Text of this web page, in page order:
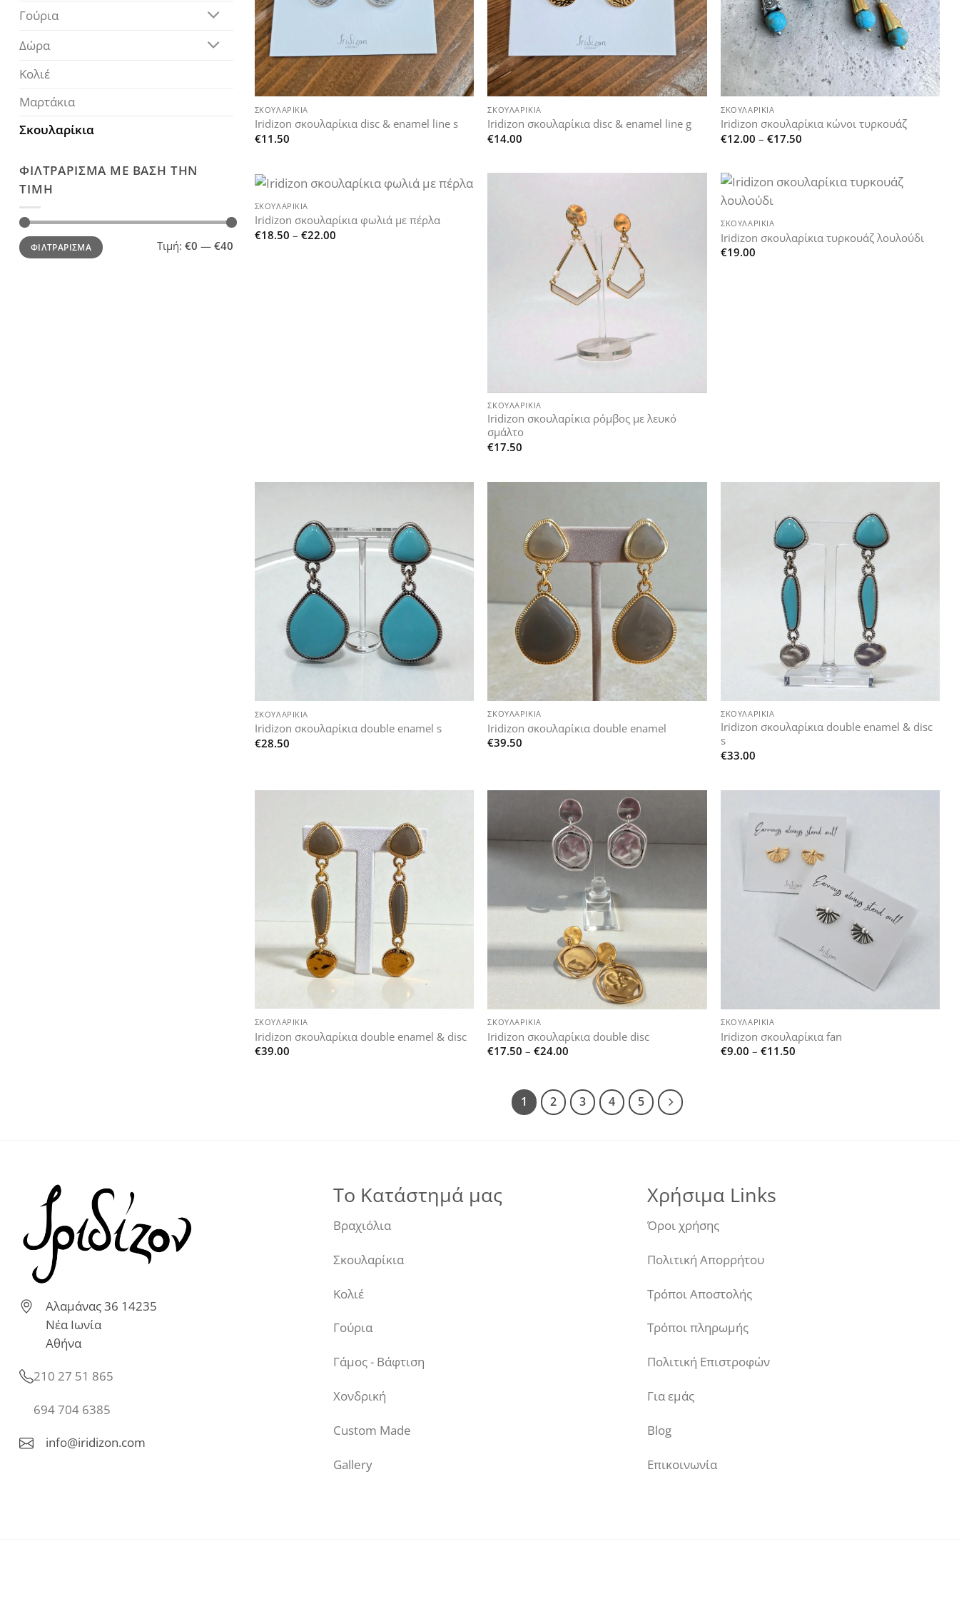
Γούρια
Δώρα
Κολιέ
Μαρτάκια
Σκουλαρίκια
ΦΙΛΤΡΆΡΙΣΜΑ ΜΕ ΒΆΣΗ ΤΗΝ
ΤΙΜΉ
Ελάχιστη
τιμή
Μέγιστη
τιμήΦΙΛΤΡΆΡΙΣΜΑ Τιμή: €0 — €40
+
ΣΚΟΥΛΑΡΊΚΙΑ
Iridizon σκουλαρίκια disc & enamel line s
€11.50
+
ΣΚΟΥΛΑΡΊΚΙΑ
Iridizon σκουλαρίκια disc & enamel line g
€14.00
+
ΣΚΟΥΛΑΡΊΚΙΑ
Iridizon σκουλαρίκια κώνοι τυρκουάζ
€12.00 – €17.50
€17.50
wishlist
+
ΣΚΟΥΛΑΡΊΚΙΑ
Iridizon σκουλαρίκια φωλιά με πέρλα
€18.50 – €22.00Price
ΣΚΟΥΛΑΡΊΚΙΑ
Iridizon σκουλαρίκια ρόμβος με λευκό
σμάλτο
€17.50
+
ΣΚΟΥΛΑΡΊΚΙΑ
Iridizon σκουλαρίκια τυρκουάζ λουλούδι
€19.00
ΣΚΟΥΛΑΡΊΚΙΑ
Iridizon σκουλαρίκια double enamel s
€28.50
ΣΚΟΥΛΑΡΊΚΙΑ
Iridizon σκουλαρίκια double enamel
€39.50
ΣΚΟΥΛΑΡΊΚΙΑ
Iridizon σκουλαρίκια double enamel & disc
s
€33.00
ΣΚΟΥΛΑΡΊΚΙΑ
Iridizon σκουλαρίκια double enamel & disc
€39.00
wishlist
ΣΚΟΥΛΑΡΊΚΙΑ
Iridizon σκουλαρίκια double disc
€17.50 – €24.00
€24.00
ΣΚΟΥΛΑΡΊΚΙΑ
Iridizon σκουλαρίκια fan
€9.00 – €11.50
1 2 3 4 5
Αλαμάνας 36 14235
Νέα Ιωνία
Αθήνα
210 27 51 865
694 704 6385
info@iridizon.com
Το Κατάστημά μας
Βραχιόλια
Σκουλαρίκια
Κολιέ
Γούρια
Γάμος - Βάφτιση
Χονδρική
Custom Made
Gallery
Χρήσιμα Links
Όροι χρήσης
Πολιτική Απορρήτου
Τρόποι Αποστολής
Τρόποι πληρωμής
Πολιτική Επιστροφών
Για εμάς
Blog
Επικοινωνία